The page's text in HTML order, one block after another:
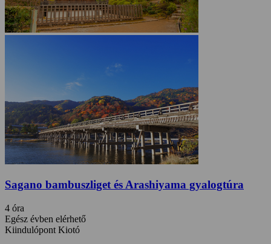
Sagano bambuszliget és Arashiyama gyalogtúra
4 óra
Egész évben elérhető
Kiindulópont Kiotó